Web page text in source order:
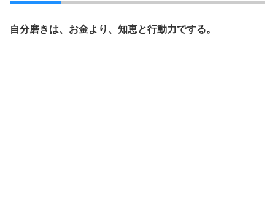
自分磨きは、お金より、知恵と行動力でする。